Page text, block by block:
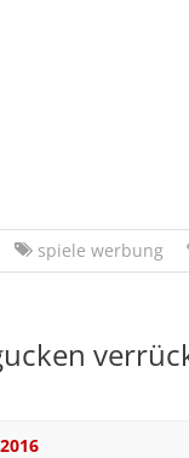
spiele werbung